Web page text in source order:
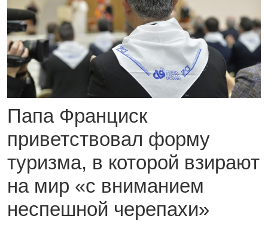
Папа Франциск
приветствовал форму
туризма, в которой взирают
на мир «с вниманием
неспешной черепахи»